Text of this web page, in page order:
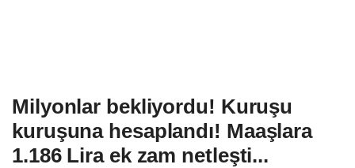
Milyonlar bekliyordu! Kuruşu
kuruşuna hesaplandı! Maaşlara
1.186 Lira ek zam netleşti...